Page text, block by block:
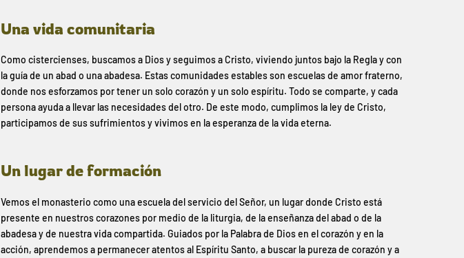
Una vida comunitaria
Como cistercienses, buscamos a Dios y seguimos a Cristo, viviendo juntos bajo la Regla y con
la guía de un abad o una abadesa. Estas comunidades estables son escuelas de amor fraterno,
donde nos esforzamos por tener un solo corazón y un solo espíritu. Todo se comparte, y cada
persona ayuda a llevar las necesidades del otro. De este modo, cumplimos la ley de Cristo,
participamos de sus sufrimientos y vivimos en la esperanza de la vida eterna.
Un lugar de formación
Vemos el monasterio como una escuela del servicio del Señor, un lugar donde Cristo está
presente en nuestros corazones por medio de la liturgia, de la enseñanza del abad o de la
abadesa y de nuestra vida compartida. Guiados por la Palabra de Dios en el corazón y en la
acción, aprendemos a permanecer atentos al Espíritu Santo, a buscar la pureza de corazón y a